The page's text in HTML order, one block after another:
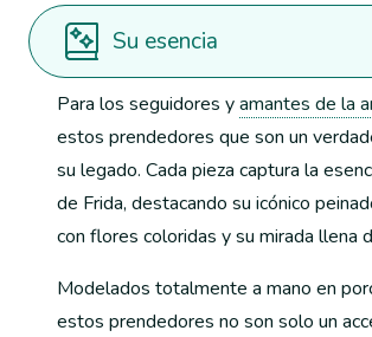
Su esencia
Para los seguidores yamantes de la
estos prendedores que son un
su legado. Cada pieza captura la
de Frida, destacando su icónico
con flores coloridas y su mirada llena
Modelados totalmente a mano en
estos prendedores no son solo un